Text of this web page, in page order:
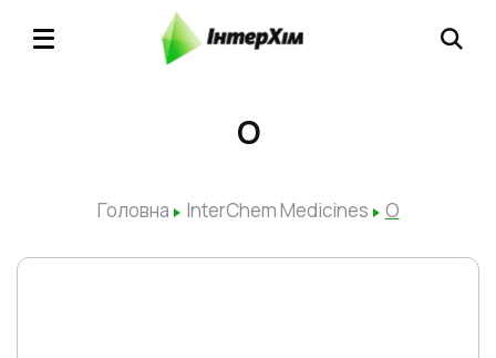
О
Головна InterChem Medicines О